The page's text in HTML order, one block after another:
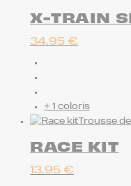
X-TRAIN
34.95 €
+ 1 coloris
Trousse
RACE KIT
13.95 €